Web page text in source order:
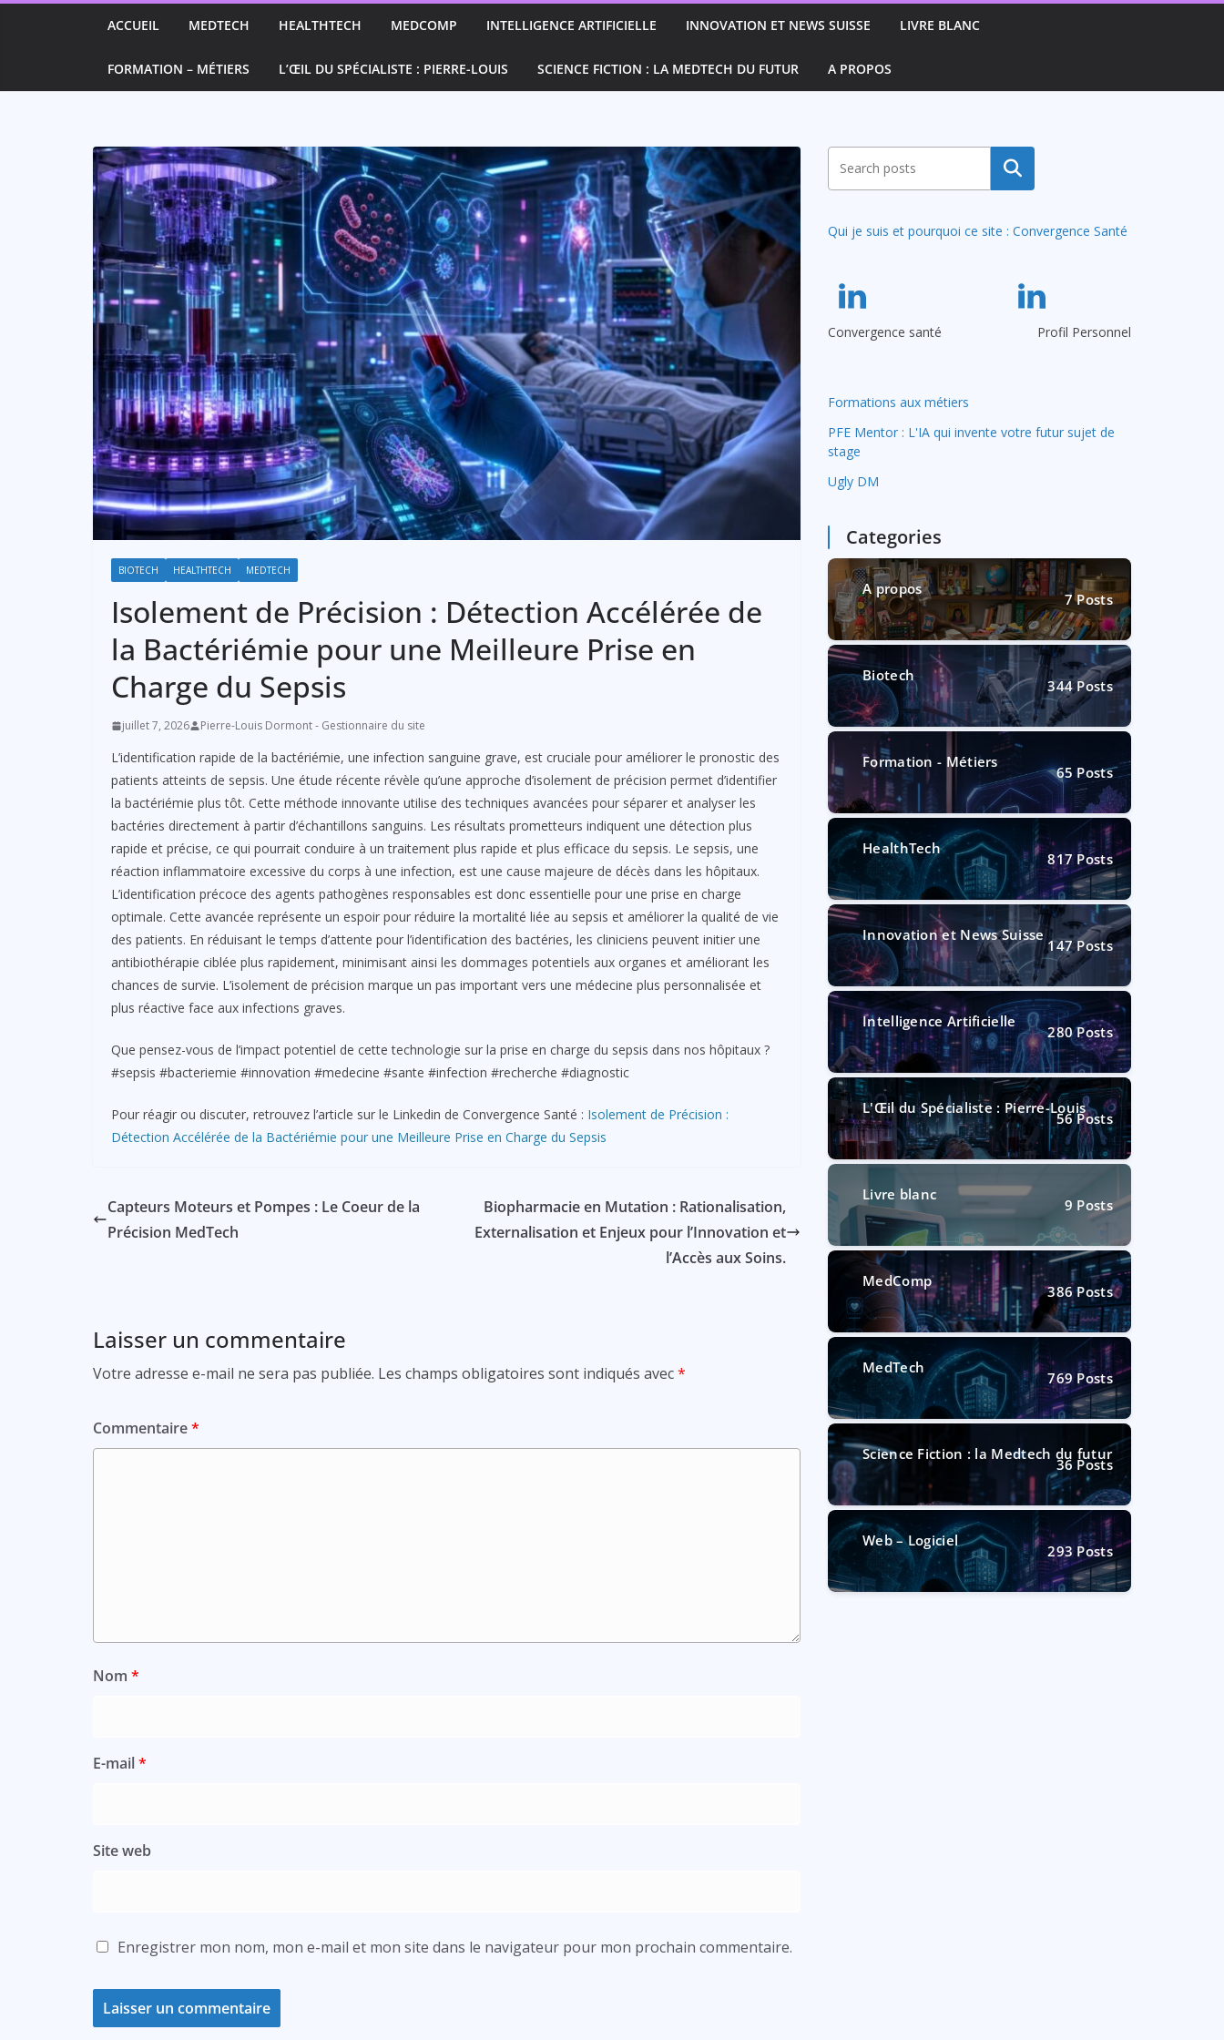
ACCUEIL MEDTECH HEALTHTECH MEDCOMP INTELLIGENCE ARTIFICIELLE INNOVATION ET NEWS SUISSE LIVRE BLANC
FORMATION – MÉTIERS L’ŒIL DU SPÉCIALISTE : PIERRE-LOUIS SCIENCE FICTION : LA MEDTECH DU FUTUR A PROPOS
BIOTECH HEALTHTECH MEDTECH
Isolement de Précision : Détection Accélérée de
la Bactériémie pour une Meilleure Prise en
Charge du Sepsis
juillet 7, 2026 Pierre-Louis Dormont - Gestionnaire du site
L’identification rapide de la bactériémie, une infection sanguine grave, est cruciale pour améliorer le pronostic des
patients atteints de sepsis. Une étude récente révèle qu’une approche d’isolement de précision permet d’identifier
la bactériémie plus tôt. Cette méthode innovante utilise des techniques avancées pour séparer et analyser les
bactéries directement à partir d’échantillons sanguins. Les résultats prometteurs indiquent une détection plus
rapide et précise, ce qui pourrait conduire à un traitement plus rapide et plus efficace du sepsis. Le sepsis, une
réaction inflammatoire excessive du corps à une infection, est une cause majeure de décès dans les hôpitaux.
L’identification précoce des agents pathogènes responsables est donc essentielle pour une prise en charge
optimale. Cette avancée représente un espoir pour réduire la mortalité liée au sepsis et améliorer la qualité de vie
des patients. En réduisant le temps d’attente pour l’identification des bactéries, les cliniciens peuvent initier une
antibiothérapie ciblée plus rapidement, minimisant ainsi les dommages potentiels aux organes et améliorant les
chances de survie. L’isolement de précision marque un pas important vers une médecine plus personnalisée et
plus réactive face aux infections graves.
Que pensez-vous de l’impact potentiel de cette technologie sur la prise en charge du sepsis dans nos hôpitaux ?
#sepsis #bacteriemie #innovation #medecine #sante #infection #recherche #diagnostic
Pour réagir ou discuter, retrouvez l’article sur le Linkedin de Convergence Santé : Isolement de Précision :
Détection Accélérée de la Bactériémie pour une Meilleure Prise en Charge du Sepsis
Capteurs Moteurs et Pompes : Le Coeur de la
Précision MedTech
Biopharmacie en Mutation : Rationalisation,
Externalisation et Enjeux pour l’Innovation et
l’Accès aux Soins.
Laisser un commentaire
Votre adresse e-mail ne sera pas publiée. Les champs obligatoires sont indiqués avec*
Commentaire*
Nom *
E-mail*
Site web
Enregistrer mon nom, mon e-mail et mon site dans le navigateur pour mon prochain commentaire.
Rechercher
Qui je suis et pourquoi ce site : Convergence Santé
Convergence santé Profil Personnel
Formations aux métiers
PFE Mentor : L'IA qui invente votre futur sujet de
stage
Ugly DM
Categories
A propos
7Posts
Biotech
344Posts
Formation - Métiers
65 Posts
HealthTech
817Posts
Innovation et News Suisse
147Posts
Intelligence Artificielle
280Posts
L'Œil du Spécialiste : Pierre-Louis
56Posts
Livre blanc
9 Posts
MedComp
386Posts
MedTech
769Posts
Science Fiction : la Medtech du futur
36 Posts
Web – Logiciel
293Posts